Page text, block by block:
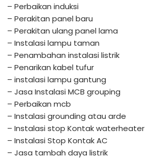
– Perbaikan induksi
– Perakitan panel baru
– Perakitan ulang panel lama
– Instalasi lampu taman
– Penambahan instalasi listrik
– Penarikan kabel tufur
– instalasi lampu gantung
– Jasa Instalasi MCB grouping
– Perbaikan mcb
– Instalasi grounding atau arde
– Instalasi stop Kontak waterheater
– Instalasi Stop Kontak AC
– Jasa tambah daya listrik